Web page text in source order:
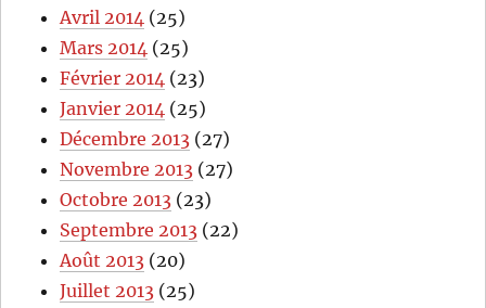
Avril 2014 (25)
Mars 2014 (25)
Février 2014 (23)
Janvier 2014 (25)
Décembre 2013 (27)
Novembre 2013 (27)
Octobre 2013 (23)
Septembre 2013 (22)
Août 2013 (20)
Juillet 2013 (25)